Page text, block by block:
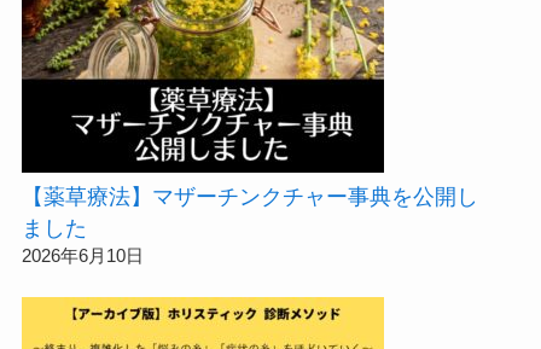
【薬草療法】マザーチンクチャー事典を公開し
ました
2026年6月10日